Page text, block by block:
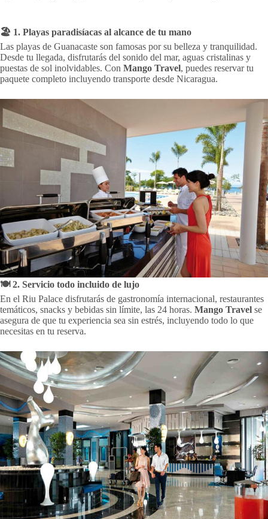
🏖️ 1. Playas paradisíacas al alcance de tu mano
Las playas de Guanacaste son famosas por su belleza y tranquilidad.
Desde tu llegada, disfrutarás del sonido del mar, aguas cristalinas y
puestas de sol inolvidables. Con Mango Travel, puedes reservar tu
paquete completo incluyendo transporte desde Nicaragua.
🍽️ 2. Servicio todo incluido de lujo
En el Riu Palace disfrutarás de gastronomía internacional, restaurantes
temáticos, snacks y bebidas sin límite, las 24 horas. Mango Travel se
asegura de que tu experiencia sea sin estrés, incluyendo todo lo que
necesitas en tu reserva.